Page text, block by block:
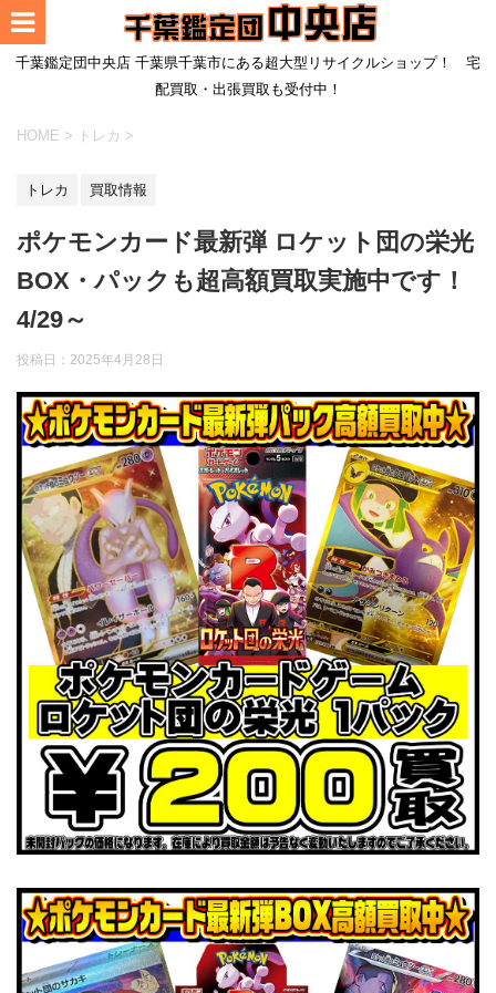
千葉鑑定団中央店 千葉県千葉市にある超大型リサイクルショップ！ 宅
配買取・出張買取も受付中！
HOME > トレカ >
トレカ 買取情報
ポケモンカード最新弾 ロケット団の栄光
BOX・パックも超高額買取実施中です！
4/29～
投稿日： 2025年4月28日